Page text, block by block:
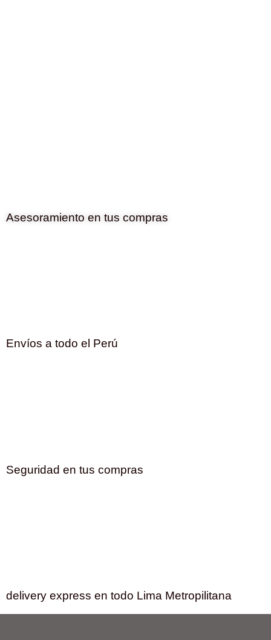
Asesoramiento en tus compras
Envíos a todo el Perú
Seguridad en tus compras
delivery express en todo Lima Metropilitana